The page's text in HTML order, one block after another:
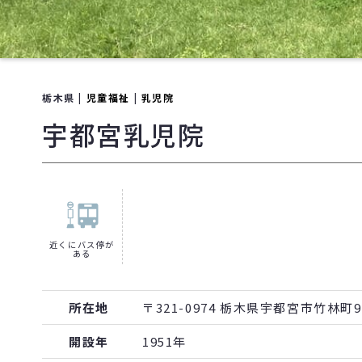
栃木県 | 児童福祉 | 乳児院
宇都宮乳児院
近くにバス停が
ある
所在地
〒321-0974 栃木県宇都宮市竹林町
開設年
1951年